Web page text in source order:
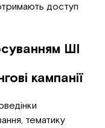
доступ
ШІ
кампанії
тематику